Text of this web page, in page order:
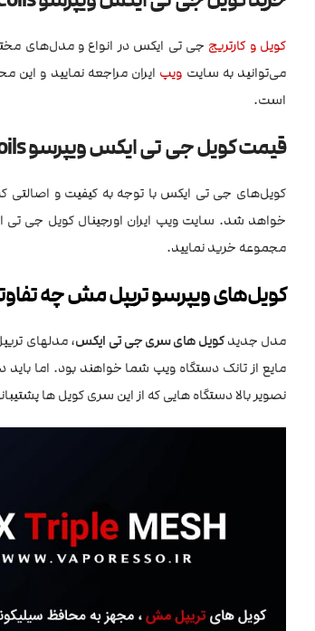
کویل و کارتریج جی تی ایکس در انواع و مدل‌های
می‌توانید به سایت ویپ ایران مراجعه نمایید و
است.
قیمت کویل جی تی ایکس ویپرسو Vaporesso GTX Coils
کویل‌های جی تی ایکس با توجه به کیفیت و اصالتی
مجموعه خرید نمایید.
کویل‌های ویپرسو تریپل مش چه
مدل جدیدکویل های سری جی تی ایکس، مدلهای
مایع از تانک دستگاه ویپ شما خواهند بود. اما
نصویر بالا دستگاه هایی که از این سری کویل ها